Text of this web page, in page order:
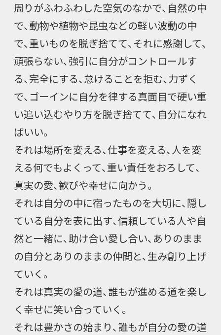
周りがふわふわした空気のなかで、自然の中
で、動物や植物や昆虫などの軽い波動の中
で、重いものを脱ぎ捨てて、それに感謝して、
頑張らない、強引に自分がコントロールす
る、完全にする、怠けることを拒む、力ずく
で、ゴーインに自分を律する真面目で硬い重
い追い込むやり方を脱ぎ捨てて、自分になれ
ばいい。
それは場所を変える、仕事を変える、人を変
える何でもよくって、重い責任をおろして、
真実の愛、歓びや幸せに向かう。
それは自分の中に宿ったものを大切に、隠し
ている自分を表に出す、信頼している人や自
然と一緒に、助け合い愛し合い、ありのまま
の自分とありのままの仲間と、生み創り上げ
ていく。
それは真実の愛の道、誰もが進める道を楽し
く幸せに笑い合っていく。
それは豊かさの始まり、誰もが自分の愛の道